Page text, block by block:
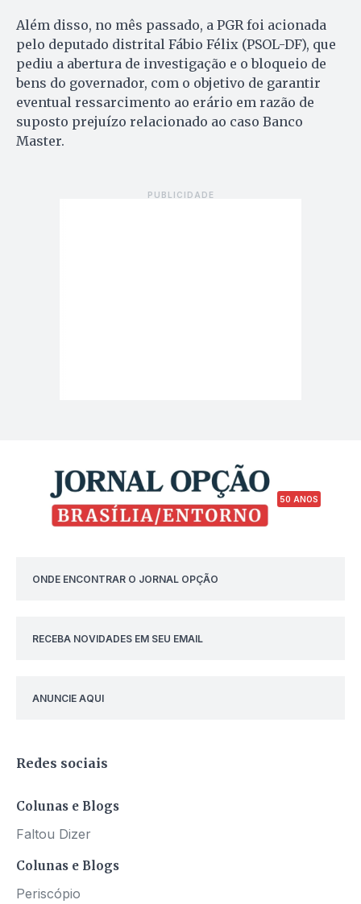
Além disso, no mês passado, a PGR foi acionada
pelo deputado distrital Fábio Félix (PSOL-DF), que
pediu a abertura de investigação e o bloqueio de
bens do governador, com o objetivo de garantir
eventual ressarcimento ao erário em razão de
suposto prejuízo relacionado ao caso Banco
Master.
50 ANOS
ONDE ENCONTRAR O JORNAL OPÇÃO
RECEBA NOVIDADES EM SEU EMAIL
ANUNCIE AQUI
Redes sociais
Colunas e Blogs
Faltou Dizer
Colunas e Blogs
Periscópio